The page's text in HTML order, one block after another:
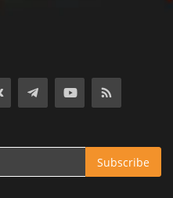
Subscribe